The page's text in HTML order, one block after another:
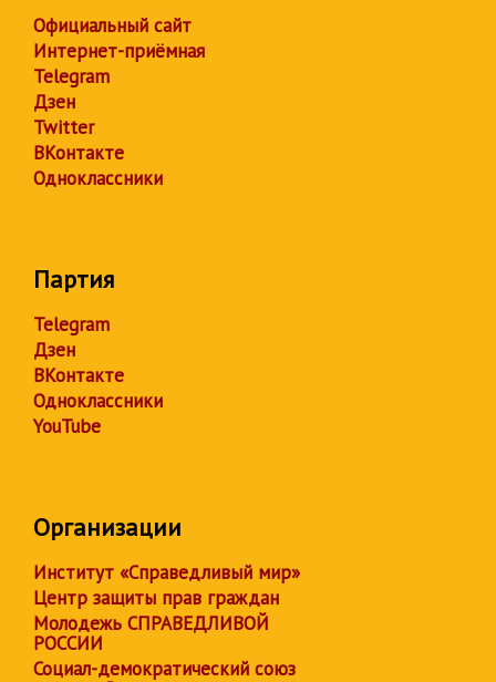
Официальный сайт
Интернет-приёмная
Telegram
Дзен
Twitter
ВКонтакте
Одноклассники
Партия
Telegram
Дзен
ВКонтакте
Одноклассники
YouTube
Организации
Институт «Справедливый мир»
Центр защиты прав граждан
Молодежь СПРАВЕДЛИВОЙ
РОССИИ
Социал-демократический союз